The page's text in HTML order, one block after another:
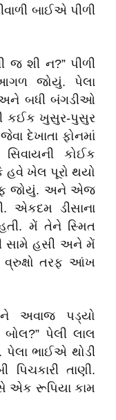
બાઈએ પીળી
જ શી ન?” પીળી
જોયું. પેલા
અને બધી બંગડીઓ
કઈક ખુસુર-પુસુર
દેખાતા ફોનમાં
કોઈક
હવે ખેલ પૂરો થયો
જોયું. અને એજ
એકદમ ડીસાના
મેં તેને સ્મિત
સામે હસી અને મેં
વ્રુક્ષો તરફ આંખ
અવાજ પડ્યો
પેલી લાલ
પેલા ભાઈએ થોડી
તાણી.
એક રૂપિયા કામ